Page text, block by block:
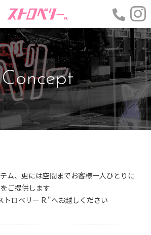
Concept
ム、更には空間までお客様一人ひとりに
ご提供します
トロベリー R."へお越しください